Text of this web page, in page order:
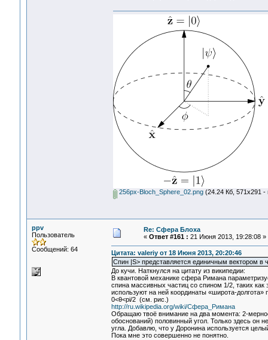
256px-Bloch_Sphere_02.png(24.24 Кб, 571x291 -
ppv
Пользователь
Сообщений: 64
Re: Сфера Блоха
« Ответ #161 : 21 Июня 2013, 19:28:08 »
Цитата: valeriy от 18 Июня 2013, 20:20:46
Спин |S> представляется единичным вектором в
До кучи. Наткнулся на цитату из википедии:
В квантовой механике сфера Римана
спина массивных частиц со спином 1/2, таких
используют на ней координаты «широта-
0<θ<pi/2 (см. рис.)
http://ru.wikipedia.org/wiki/Сфера_Римана
Обращаю твоё внимание на два момента: 2-
обоснований) половинный угол. Только здесь он
угла. Добавлю, что у Доронина используется
Пока мне это совершенно не понятно.